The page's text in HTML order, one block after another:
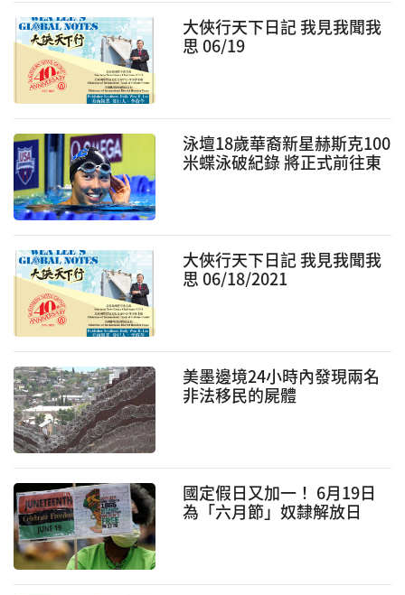
大俠行天下日記 我見我聞我
思 06/19
泳壇18歲華裔新星赫斯克100
米蝶泳破紀錄 將正式前往東
大俠行天下日記 我見我聞我
思 06/18/2021
美墨邊境24小時內發現兩名
非法移民的屍體
國定假日又加一！ 6月19日
為「六月節」奴隸解放日